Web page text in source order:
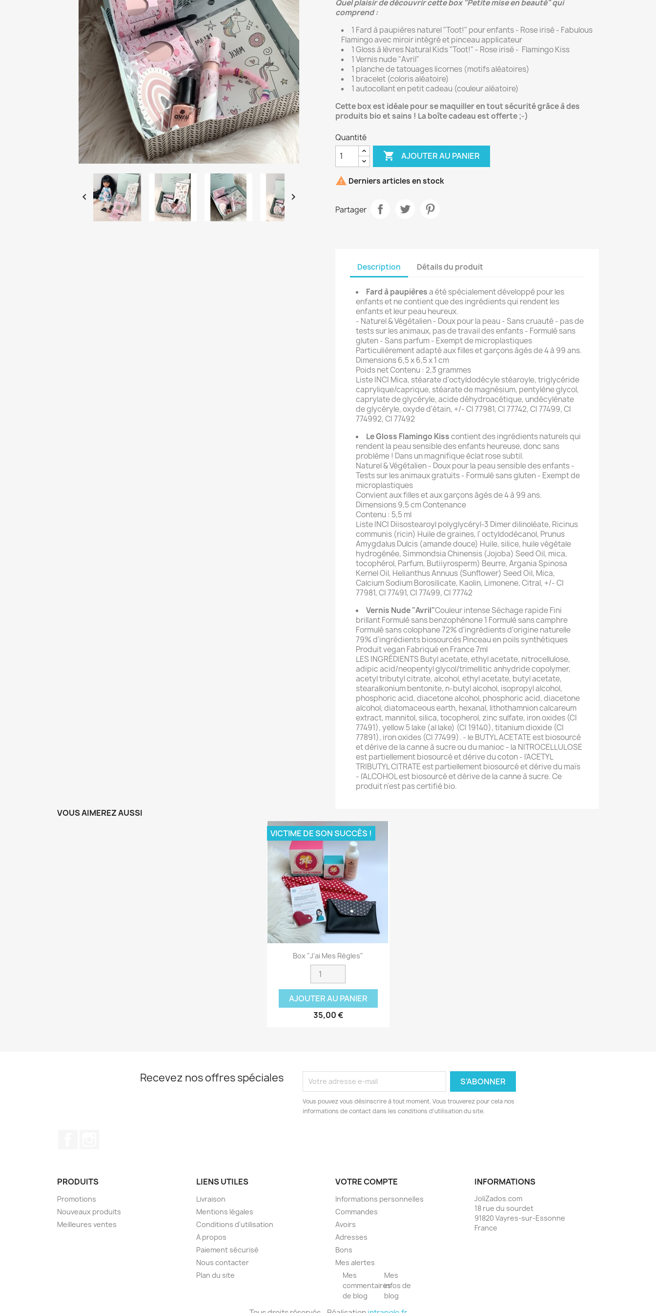
Correcteurs teint
Démaquillage
Poudres compactes
Mascaras
ONGLES
Dissolvants & Accessoires
Vernis
ACCESSOIRES
Eponge à maquillage
Pinceaux maquillage
 
Quel plaisir de découvrir cette box "Petite mise en beauté" qui
comprend :
1 Fard à paupières naturel "Toot!" pour enfants - Rose irisé - Fabulous
Flamingo avec miroir intégré et pinceau applicateur
1 Gloss à lèvres Natural Kids "Toot!" - Rose irisé - Flamingo Kiss
1 Vernis nude "Avril"
1 planche de tatouages licornes (motifs aléatoires)
1 bracelet (coloris aléatoire)
1 autocollant en petit cadeau (couleur aléatoire)
Cette box est idéale pour se maquiller en tout sécurité grâce à des
produits bio et sains ! La boîte cadeau est offerte ;-)
Quantité
 AJOUTER AU PANIER
 Derniers articles en stock
Partager
Description Détails du produit
Fard à paupièresa été spécialement développé pour les
enfants et ne contient que des ingrédients qui rendent les
enfants et leur peau heureux.
- Naturel & Végétalien - Doux pour la peau - Sans cruauté - pas de
tests sur les animaux, pas de travail des enfants - Formulé sans
gluten - Sans parfum - Exempt de microplastiques
Particulièrement adapté aux filles et garçons âgés de 4 à 99 ans.
Dimensions 6,5 x 6,5 x 1 cm
Poids net Contenu : 2,3 grammes
Liste INCI Mica, stéarate d'octyldodécyle stéaroyle, triglycéride
caprylique/caprique, stéarate de magnésium, pentylène glycol,
caprylate de glycéryle, acide déhydroacétique, undécylénate
de glycéryle, oxyde d'étain, +/- CI 77981, CI 77742, CI 77499, CI
774992, CI 77492
Le Gloss Flamingo Kisscontient des ingrédients naturels qui
rendent la peau sensible des enfants heureuse, donc sans
problème ! Dans un magnifique éclat rose subtil.
Naturel & Végétalien - Doux pour la peau sensible des enfants -
Tests sur les animaux gratuits - Formulé sans gluten - Exempt de
microplastiques
Convient aux filles et aux garçons âgés de 4 à 99 ans.
Dimensions 9,5 cm Contenance
Contenu : 5,5 ml
Liste INCI Diisostearoyl polyglycéryl-3 Dimer dilinoléate, Ricinus
communis (ricin) Huile de graines, l' octyldodécanol, Prunus
Amygdalus Dulcis (amande douce) Huile, silice, huile végétale
hydrogénée, Simmondsia Chinensis (Jojoba) Seed Oil, mica,
tocophérol, Parfum, Butiiyrosperm) Beurre, Argania Spinosa
Kernel Oil, Helianthus Annuus (Sunflower) Seed Oil, Mica,
Calcium Sodium Borosilicate, Kaolin, Limonene, Citral, +/- CI
77981, CI 77491, CI 77499, CI 77742
Vernis Nude "Avril"Couleur intense Séchage rapide Fini
brillant Formulé sans benzophénone 1 Formulé sans camphre
Formulé sans colophane 72% d'ingrédients d'origine naturelle
79% d'ingrédients biosourcés Pinceau en poils synthétiques
Produit vegan Fabriqué en France 7ml
LES INGRÉDIENTS Butyl acetate, ethyl acetate, nitrocellulose,
adipic acid/neopentyl glycol/trimellitic anhydride copolymer,
acetyl tributyl citrate, alcohol, ethyl acetate, butyl acetate,
stearalkonium bentonite, n-butyl alcohol, isopropyl alcohol,
phosphoric acid, diacetone alcohol, phosphoric acid, diacetone
alcohol, diatomaceous earth, hexanal, lithothamnion calcareum
extract, mannitol, silica, tocopherol, zinc sulfate, iron oxides (CI
77491), yellow 5 lake (al lake) (CI 19140), titanium dioxide (CI
77891), iron oxides (CI 77499). - le BUTYL ACETATE est biosourcé
et dérive de la canne à sucre ou du manioc - la NITROCELLULOSE
est partiellement biosourcé et dérive du coton - l'ACETYL
TRIBUTYL CITRATE est partiellement biosourcé et dérive du maïs
- l'ALCOHOL est biosourcé et dérive de la canne à sucre. Ce
produit n'est pas certifié bio.
VOUS AIMEREZ AUSSI
Box "J'ai Mes Règles"
AJOUTER AU PANIER
35,00 €
VICTIME DE SON SUCCÈS !
Recevez nos offres spéciales
Vous pouvez vous désinscrire à tout moment. Vous trouverez pour cela nos
informations de contact dans les conditions d'utilisation du site.
PRODUITS
Promotions
Nouveaux produits
Meilleures ventes
LIENS UTILES
Livraison
Mentions légales
Conditions d'utilisation
A propos
Paiement sécurisé
Nous contacter
Plan du site
VOTRE COMPTE
Informations personnelles
Commandes
Avoirs
Adresses
Bons
Mes alertes
Mes
commentaires
de blog
Mes
infos de
blog
INFORMATIONS
JoliZados.com
18 rue du sourdet
91820 Vayres-sur-Essonne
France